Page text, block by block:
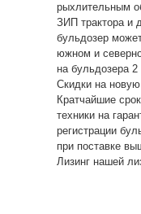
рыхлительным
ЗИП трактора и
бульдозер
южном и
на бульдозера
Скидки на
Кратчайшие
техники на
регистрации
при поставке
Лизинг нашей